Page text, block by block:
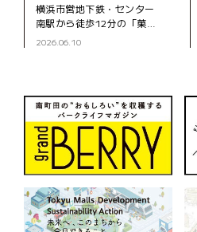
横浜市営地下鉄・センター
南駅から徒歩12分の「菓子
工房スグーリ」は、パティ
は、センター南駅
2026.06.10